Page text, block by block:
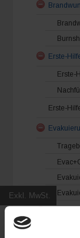
Exkl. MwSt.
Erste-
Erste-
Erste-